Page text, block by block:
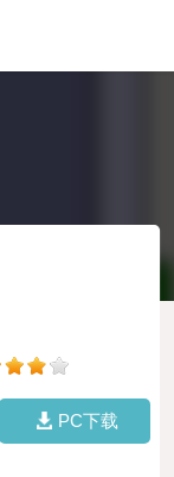
PC下载